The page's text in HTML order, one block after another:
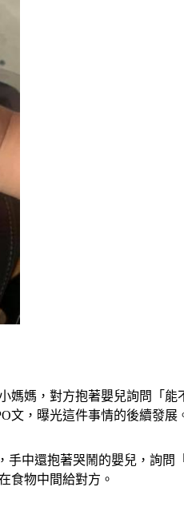
媽，對方抱著嬰兒詢問「
文，曝光這件事情的後續發展
中還抱著哭鬧的嬰兒，詢問
食物中間給對方。